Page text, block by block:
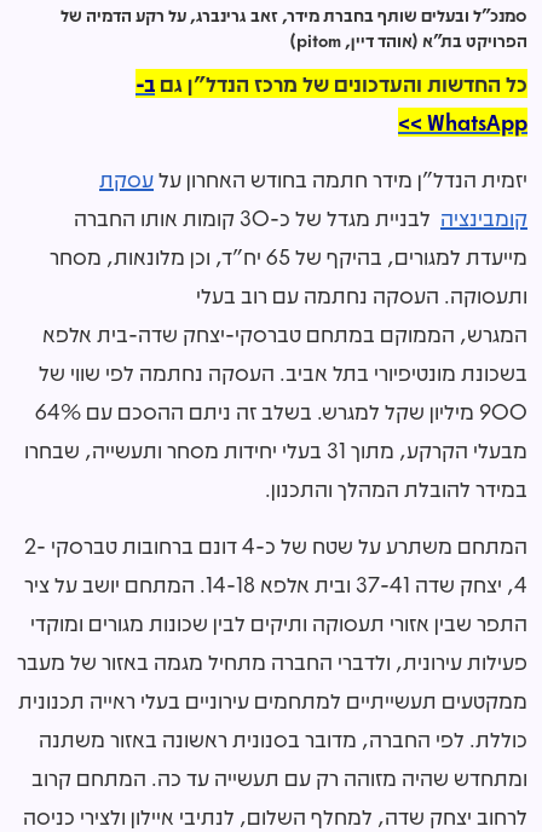
סמנכ״ל ובעלים שותף בחברת מידר, זאב גרינברג, על רקע הדמיה של
הפרויקט בת"א (אוהד דיין, pitom)
כל החדשות והעדכונים של מרכז הנדל"ן גם ב-
WhatsApp >>
יזמית הנדל"ן מידר חתמה בחודש האחרון עלעסקת
קומבינציה
לבניית מגדל של כ-30 קומות אותו החברה
מייעדת למגורים, בהיקף של 65 יח"ד, וכן מלונאות, מסחר
ותעסוקה. העסקה נחתמה עם רוב בעלי
המגרש, הממוקם במתחם טברסקי-יצחק שדה-בית אלפא
בשכונת מונטיפיורי בתל אביב. העסקה נחתמה לפי שווי של
900 מיליון שקל למגרש. בשלב זה ניתם ההסכם עם 64%
מבעלי הקרקע, מתוך 31 בעלי יחידות מסחר ותעשייה, שבחרו
במידר להובלת המהלך והתכנון.
המתחם משתרע על שטח של כ-4 דונם ברחובות טברסקי 2-
4, יצחק שדה 37-41 ובית אלפא 14-18. המתחם יושב על ציר
התפר שבין אזורי תעסוקה ותיקים לבין שכונות מגורים ומוקדי
פעילות עירונית, ולדברי החברה מתחיל מגמה באזור של מעבר
ממקטעים תעשייתיים למתחמים עירוניים בעלי ראייה תכנונית
כוללת. לפי החברה, מדובר בסנונית ראשונה באזור משתנה
ומתחדש שהיה מזוהה רק עם תעשייה עד כה. המתחם קרוב
לרחוב יצחק שדה, למחלף השלום, לנתיבי איילון ולצירי כניסה